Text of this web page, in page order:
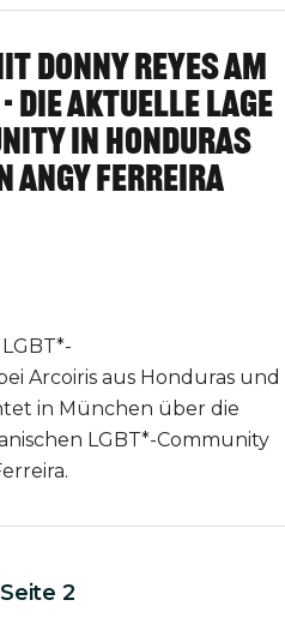
Reyes am
Die aktuelle Lage
in Honduras
Angy Ferreira
Arcoiris aus Honduras und
in München über die
LGBT*-Community
Seite
Seite 2